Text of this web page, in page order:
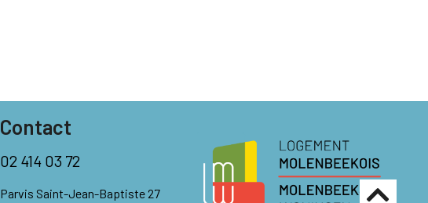
Contact
02 414 03 72
Parvis Saint-Jean-Baptiste 27